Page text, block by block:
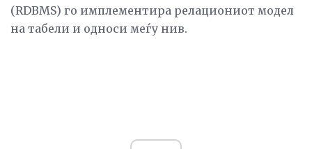
(RDBMS) го имплементира релациониот модел
на табели и односи меѓу нив.